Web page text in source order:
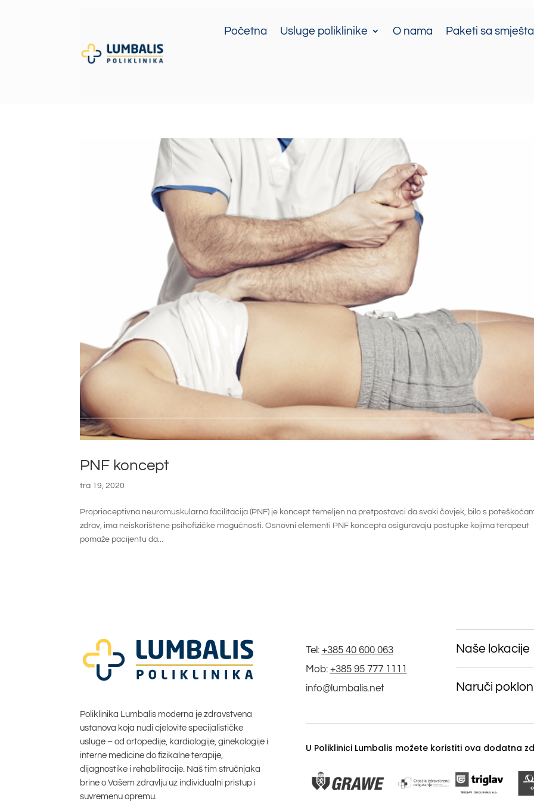
Početna Usluge poliklinike O nama Paketi sa
PNF koncept
tra 19, 2020
Proprioceptivna neuromuskularna facilitacija (PNF) je koncept temeljen na pretpostavci da svaki čovjek, bilo s
zdrav, ima neiskorištene psihofizičke mogućnosti. Osnovni elementi PNF koncepta osiguravaju postupke kojima terapeut
pomaže pacijentu da...
Poliklinika Lumbalis moderna je zdravstvena
ustanova koja nudi cjelovite specijalističke
usluge – od ortopedije, kardiologije, ginekologije i
interne medicine do fizikalne terapije,
dijagnostike i rehabilitacije. Naš tim stručnjaka
brine o Vašem zdravlju uz individualni pristup i
suvremenu opremu.
Tel: +385 40 600 063
Mob: +385 95 777 1111
info@lumbalis.net
Naše lokacije
Naruči
U Poliklinici Lumbalis možete koristiti ova dodatna